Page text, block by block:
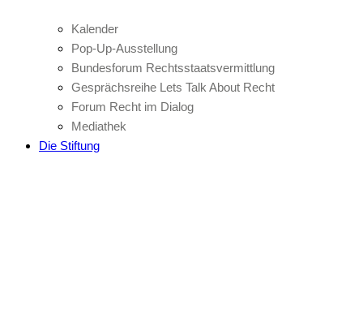
Kalender
Pop-Up-Ausstellung
Bundesforum Rechtsstaatsvermittlung
Gesprächsreihe Lets Talk About Recht
Forum Recht im Dialog
Mediathek
Die Stiftung